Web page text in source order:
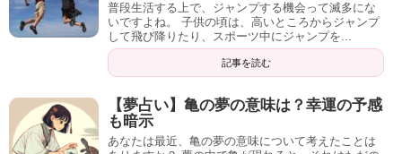
普段生活する上で、ジャンプする機会って滅多にな
いですよね。 子供の頃は、高いところからジャンプ
して飛び降りたり、スポーツ中にジャンプを...
記事を読む
【夢占い】亀の夢の意味は？幸運の予感
も暗示
あなたは最近、亀の夢の意味について考えたことは